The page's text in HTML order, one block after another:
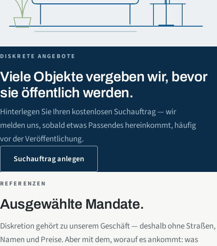
DISKRETE ANGEBOTE
Viele Objekte vergeben wir, bevor
sie öffentlich werden.
Hinterlegen Sie Ihren kostenlosen Suchauftrag — wir
melden uns, sobald etwas Passendes hereinkommt, häufig
vor der Veröffentlichung.
Suchauftrag anlegen
REFERENZEN
Ausgewählte Mandate.
Diskretion gehört zu unserem Geschäft — deshalb ohne Straßen,
Namen und Preise. Aber mit dem, worauf es ankommt: was